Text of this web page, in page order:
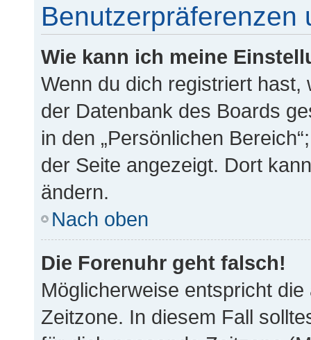
Benutzerpräferenzen
Wie kann ich meine
Wenn du dich registriert hast,
der Datenbank des Boards
in den „Persönlichen
der Seite angezeigt. Dort
ändern.
Nach oben
Die Forenuhr geht falsch!
Möglicherweise entspricht
Zeitzone. In diesem Fall